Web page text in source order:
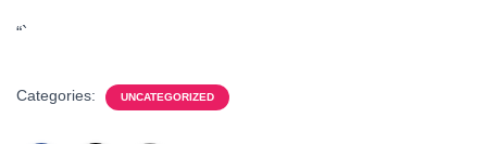
“`
Categories: UNCATEGORIZED